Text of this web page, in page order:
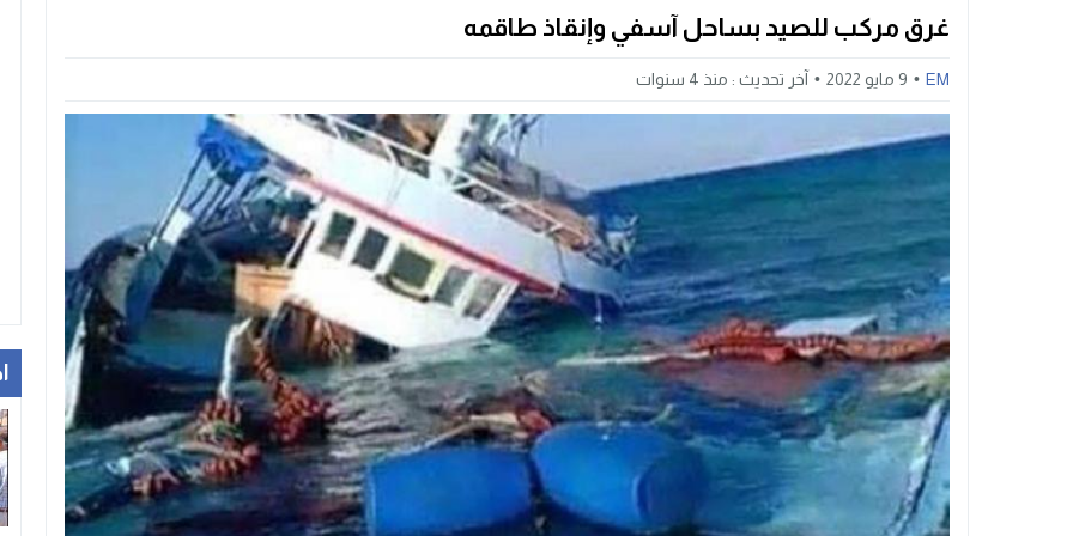
غرق مركب للصيد بساحل آسفي وإنقاذ طاقمه
EM 9 مايو 2022 آخر تحديث : منذ 4 سنوات